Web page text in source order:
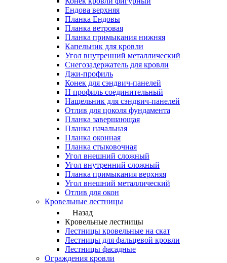
Ендова верхняя
Планка Ендовы
Планка ветровая
Планка примыкания нижняя
Капельник для кровли
Угол внутренний металлический
Снегозадержатель для кровли
Джи-профиль
Конек для сэндвич-панелей
Н профиль соединительный
Нащельник для сэндвич-панелей
Отлив для цоколя фундамента
Планка завершающая
Планка начальная
Планка оконная
Планка стыковочная
Угол внешний сложный
Угол внутренний сложный
Планка примыкания верхняя
Угол внешний металлический
Отлив для окон
Кровельные лестницы
Назад
Кровельные лестницы
Лестницы кровельные на скат
Лестницы для фальцевой кровли
Лестницы фасадные
Ограждения кровли